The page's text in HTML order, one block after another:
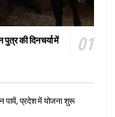
की दिनचर्या में
पायें, प्रदेश में योजना शुरू